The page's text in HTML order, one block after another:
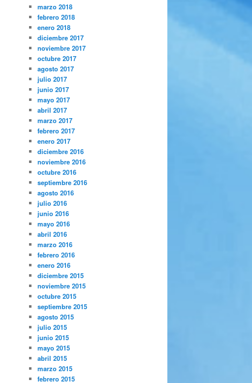
marzo 2018
febrero 2018
enero 2018
diciembre 2017
noviembre 2017
octubre 2017
agosto 2017
julio 2017
junio 2017
mayo 2017
abril 2017
marzo 2017
febrero 2017
enero 2017
diciembre 2016
noviembre 2016
octubre 2016
septiembre 2016
agosto 2016
julio 2016
junio 2016
mayo 2016
abril 2016
marzo 2016
febrero 2016
enero 2016
diciembre 2015
noviembre 2015
octubre 2015
septiembre 2015
agosto 2015
julio 2015
junio 2015
mayo 2015
abril 2015
marzo 2015
febrero 2015